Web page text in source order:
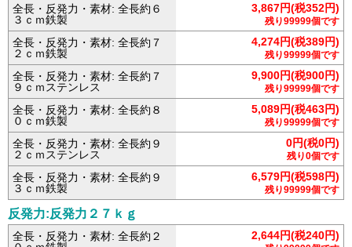
全長・反発力・素材: 全長約６
３ｃｍ鉄製
3,867円(税352円)
残り99999個です
全長・反発力・素材: 全長約７
２ｃｍ鉄製
4,274円(税389円)
残り99999個です
全長・反発力・素材: 全長約７
９ｃｍステンレス
9,900円(税900円)
残り99999個です
全長・反発力・素材: 全長約８
０ｃｍ鉄製
5,089円(税463円)
残り99999個です
全長・反発力・素材: 全長約９
２ｃｍステンレス
0円(税0円)
残り0個です
全長・反発力・素材: 全長約９
３ｃｍ鉄製
6,579円(税598円)
残り99999個です
反発力:反発力２７ｋｇ
全長・反発力・素材: 全長約２
2,644円(税240円)